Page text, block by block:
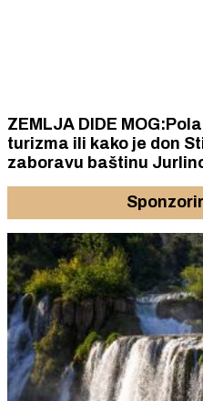
ZEMLJA DIDE
turizma ili kako je don Stipe Perkov oteo
zaboravu baštinu